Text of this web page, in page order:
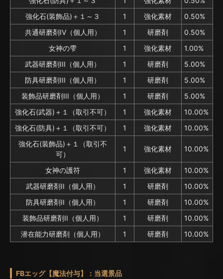
強化石(装飾品)＋１～３
1 強化素材
0.50%
共通研磨剤IV（個人用）
1 研磨剤
0.50%
女神の雫
1 強化素材
1.00%
武器研磨剤III（個人用）
1 研磨剤
5.00%
防具研磨剤III（個人用）
1 研磨剤
5.00%
装飾品研磨剤III（個人用）
1 研磨剤
5.00%
強化石(武器)＋１（取引不可）
1 強化素材
10.00%
強化石(防具)＋１（取引不可）
1 強化素材
10.00%
強化石(装飾品)＋１（取引不
可）
1 強化素材 10.00%
女神の護符 1 強化素材
10.00%
武器研磨剤II（個人用）
1 研磨剤
10.00%
防具研磨剤II（個人用）
1 研磨剤
10.00%
装飾品研磨剤II（個人用）
1 研磨剤
10.00%
潜在能力研磨剤（個人用）
1 研磨剤 10.00%
FBエッグ【魔法付与】：当選景品